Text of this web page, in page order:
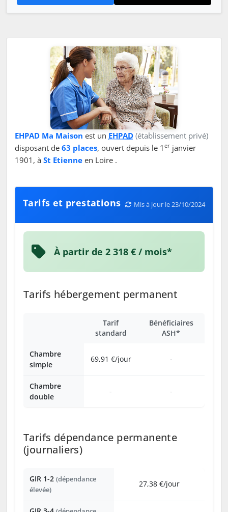
EHPAD Ma Maison est un EHPAD (établissement privé)
disposant de 63 places, ouvert depuis le 1 er janvier
1901, à St Etienne en Loire .
Tarifs et prestations Mis à jour le 23/10/2024
À partir de 2 318 € / mois*
Tarifs hébergement permanent
Tarif
standard
Bénéficiaires
ASH*
Chambre
simple
69,91 €/jour -
Chambre
double
- -
Tarifs dépendance permanente
(journaliers)
GIR 1-2 (dépendance
élevée)
27,38 €/jour